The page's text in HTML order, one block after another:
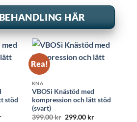
HÄR
stöd
Det
Rea!
KNÄ
VBOSi Knästöd med
kompression och lätt stöd
(svart)
399.00kr Det
299.00 krDet